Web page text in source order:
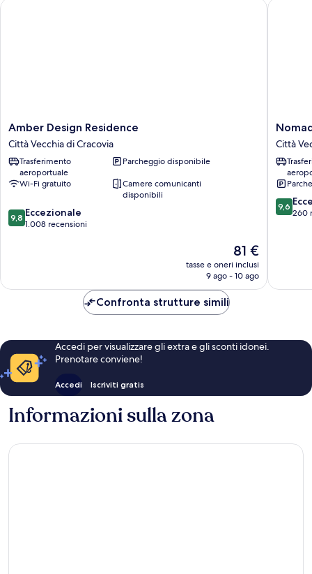
città,
Amber
Design
Residence
Città
Vecchia
di
Amber Design Residence
Città Vecchia di Cracovia
Trasferimento
aeroportuale
Parcheggio disponibile
Wi-Fi gratuito
Camere comunicanti
disponibili
9.8
su
9,8 Eccezionale
1.008 recensioni
Il
prezzo
attuale
81 €
tasse e oneri inclusi
9 ago - 10 ago
Amber Design Residence
Urban
Suites
Città
Vecchia
di
Cracovia
Città
9.6
su
9,6
260
Confronta strutture simili
Accedi per visualizzare gli extra e gli sconti idonei.
Prenotare conviene!
Accedi Iscriviti gratis
Informazioni sulla zona